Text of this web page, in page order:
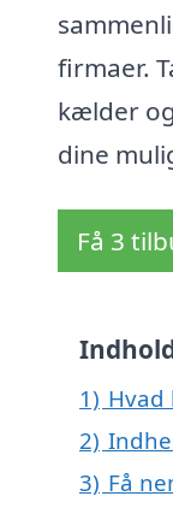
firmaer.
kælder
dine
Få 3
1)
2)
3) Få